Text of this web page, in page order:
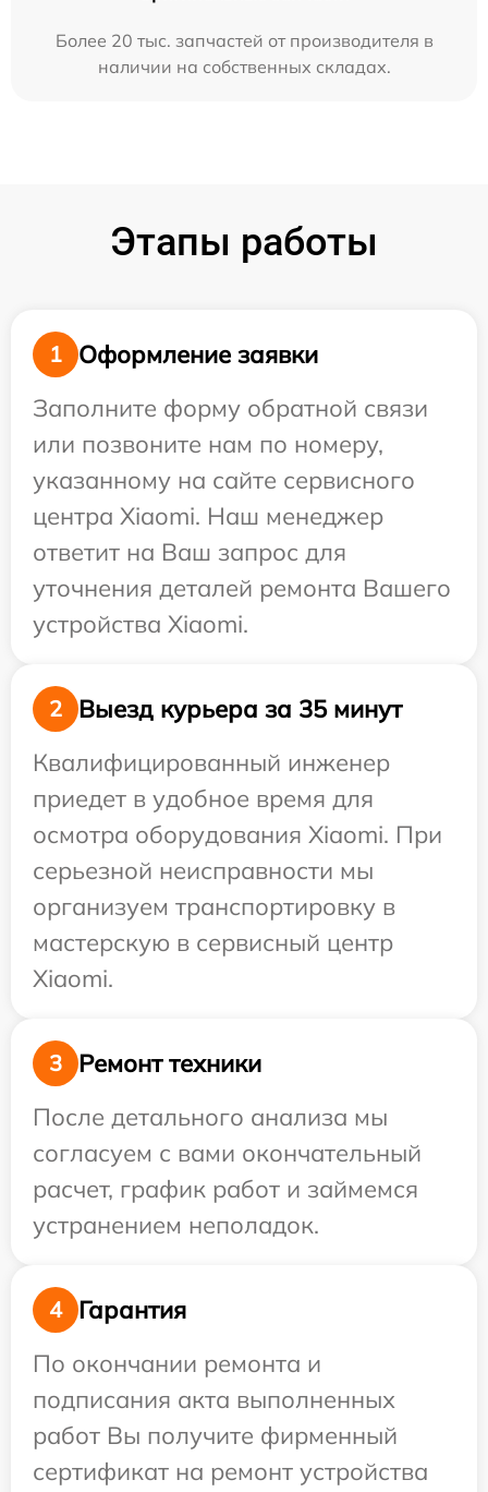
Более 20 тыс. запчастей от производителя в
наличии на собственных складах.
Этапы работы
1
Оформление заявки
Заполните форму обратной связи
или позвоните нам по номеру,
указанному на сайте сервисного
центра Xiaomi. Наш менеджер
ответит на Ваш запрос для
уточнения деталей ремонта Вашего
устройства Xiaomi.
2
Выезд курьера за 35 минут
Квалифицированный инженер
приедет в удобное время для
осмотра оборудования Xiaomi. При
серьезной неисправности мы
организуем транспортировку в
мастерскую в сервисный центр
Xiaomi.
3
Ремонт техники
После детального анализа мы
согласуем с вами окончательный
расчет, график работ и займемся
устранением неполадок.
4
Гарантия
По окончании ремонта и
подписания акта выполненных
работ Вы получите фирменный
сертификат на ремонт устройства